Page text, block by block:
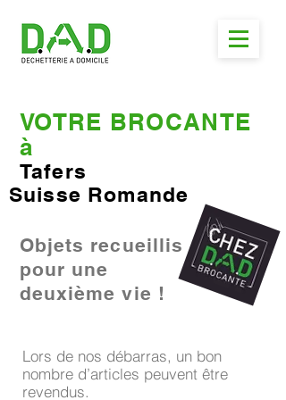
VOTRE BROCANTE
à
Tafers
Suisse Romande
Objets recueillis
pour une
deuxième vie !
Lors de nos débarras, un bon
nombre d’articles peuvent être
revendus.